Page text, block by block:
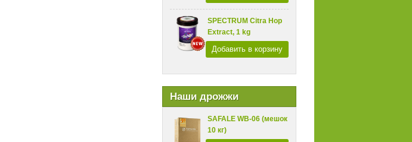
SPECTRUM Citra Hop
Extract, 1 kg
Добавить в корзину
Наши дрожжи
SAFALE WB-06 (мешок
10 кг)